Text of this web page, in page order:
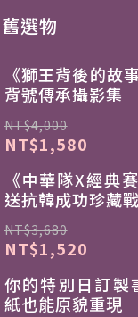
選物
《獅王背後的故
背號傳承攝影集
NT$4,000
NT$1,580
《中華隊X經典
送抗韓成功珍藏
NT$3,680
NT$1,520
你的特別日訂製
紙也能原貌重現